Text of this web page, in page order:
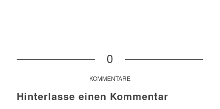
0
KOMMENTARE
Hinterlasse einen Kommentar